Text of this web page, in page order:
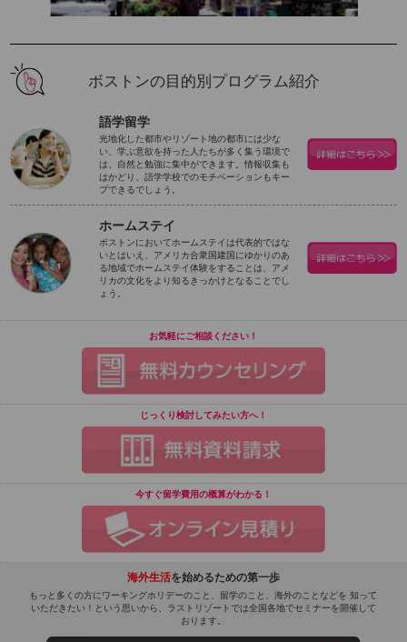
ボストンの目的別プログラム紹介
語学留学
光地化した都市やリゾート地の都市には少な
い、学ぶ意欲を持った人たちが多く集う環境で
は、自然と勉強に集中ができます。情報収集も
はかどり、語学学校でのモチベーションもキー
プできるでしょう。
ホームステイ
ボストンにおいてホームステイは代表的ではな
いとはいえ、アメリカ合衆国建国にゆかりのあ
る地域でホームステイ体験をすることは、アメ
リカの文化をより知るきっかけとなることでし
ょう。
お気軽にご相談ください！
じっくり検討してみたい方へ！
今すぐ留学費用の概算がわかる！
海外生活を始めるための第一歩
もっと多くの方にワーキングホリデーのこと、留学のこと、海外のことなどを 知って
いただきたい！という思いから、ラストリゾートでは全国各地でセミナーを開催して
おります。